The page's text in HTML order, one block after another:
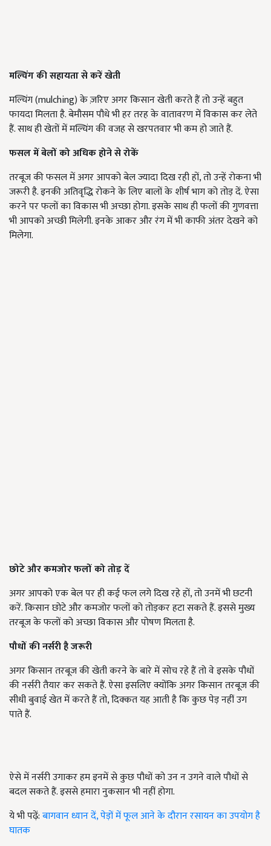
मल्चिंग की सहायता से करें खेती
मल्चिंग (mulching) के ज़रिए अगर किसान खेती करते हैं तो उन्हें बहुत
फायदा मिलता है. बेमौसम पौधे भी हर तरह के वातावरण में विकास कर लेते
हैं. साथ ही खेतों में मल्चिंग की वजह से खरपतवार भी कम हो जाते हैं.
फसल में बेलों को अधिक होने से रोकें
तरबूज की फसल में अगर आपको बेल ज्यादा दिख रही हों, तो उन्हें रोकना भी
जरूरी है. इनकी अतिवृद्धि रोकने के लिए बालों के शीर्ष भाग को तोड़ दें. ऐसा
करने पर फलों का विकास भी अच्छा होगा. इसके साथ ही फलों की गुणवत्ता
भी आपको अच्छी मिलेगी. इनके आकर और रंग में भी काफी अंतर देखने को
मिलेगा.
छोटे और कमजोर फलों को तोड़ दें
अगर आपको एक बेल पर ही कई फल लगे दिख रहे हों, तो उनमें भी छटनी
करें. किसान छोटे और कमजोर फलों को तोड़कर हटा सकते हैं. इससे मुख्य
तरबूज के फलों को अच्छा विकास और पोषण मिलता है.
पौधों की नर्सरी है जरूरी
अगर किसान तरबूज की खेती करने के बारे में सोच रहे हैं तो वे इसके पौधों
की नर्सरी तैयार कर सकते हैं. ऐसा इसलिए क्योंकि अगर किसान तरबूज की
सीधी बुवाई खेत में करते हैं तो, दिक्कत यह आती है कि कुछ पेड़ नहीं उग
पाते हैं.
ऐसे में नर्सरी उगाकर हम इनमें से कुछ पौधों को उन न उगने वाले पौधों से
बदल सकते हैं. इससे हमारा नुकसान भी नहीं होगा.
ये भी पढ़ें:बागवान ध्यान दें, पेड़ों में फूल आने के दौरान रसायन का उपयोग है
घातक